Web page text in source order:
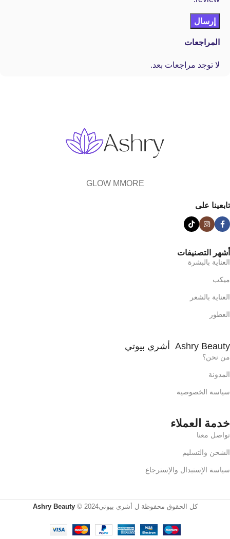
المراجعات
لا توجد مراجعات بعد.
GLOW MMORE
تابعينا على
أشهر التصنيفات
العناية بالبشرة
ميكب
العناية بالشعر
العطور
Ashry Beauty أشري بيوتي
من نحن؟
المدونة
سياسة الخصوصية
خدمة العملاء
تواصل معنا
الشحن والتسليم
سياسة الإستبدال والإسترجاع
كل الحقوق محفوظة ل أشري بيوتي2024 © Ashry Beauty
SKIN1004
Centella